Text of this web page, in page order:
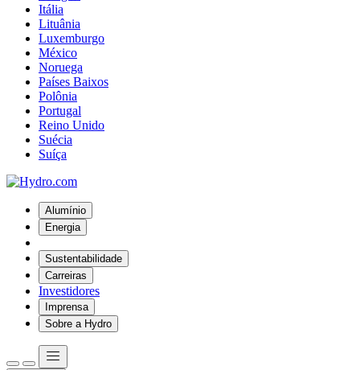
Itália
Lituânia
Luxemburgo
México
Noruega
Países Baixos
Polônia
Portugal
Reino Unido
Suécia
Suíça
Alumínio
Energia
Sustentabilidade
Carreiras
Investidores
Imprensa
Sobre a Hydro